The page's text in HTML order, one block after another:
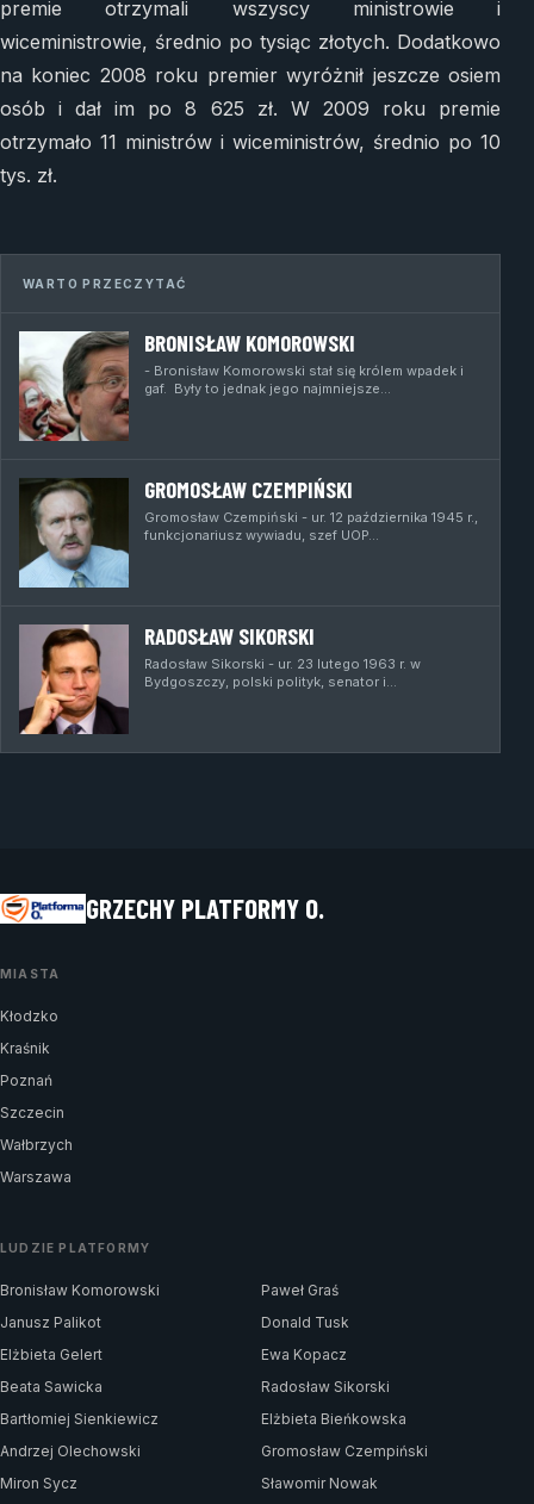
premie otrzymali wszyscy ministrowie i
wiceministrowie, średnio po tysiąc złotych. Dodatkowo
na koniec 2008 roku premier wyróżnił jeszcze osiem
osób i dał im po 8 625 zł. W 2009 roku premie
otrzymało 11 ministrów i wiceministrów, średnio po 10
tys. zł.
WARTO PRZECZYTAĆ
BRONISŁAW KOMOROWSKI
- Bronisław Komorowski stał się królem wpadek i
gaf. Były to jednak jego najmniejsze…
GROMOSŁAW CZEMPIŃSKI
Gromosław Czempiński - ur. 12 października 1945 r.,
funkcjonariusz wywiadu, szef UOP…
RADOSŁAW SIKORSKI
Radosław Sikorski - ur. 23 lutego 1963 r. w
Bydgoszczy, polski polityk, senator i…
GRZECHY PLATFORMY O.
MIASTA
Kłodzko
Kraśnik
Poznań
Szczecin
Wałbrzych
Warszawa
LUDZIE PLATFORMY
Bronisław Komorowski
Paweł Graś
Janusz Palikot
Donald Tusk
Elżbieta Gelert
Ewa Kopacz
Beata Sawicka
Radosław Sikorski
Bartłomiej Sienkiewicz
Elżbieta Bieńkowska
Andrzej Olechowski
Gromosław Czempiński
Miron Sycz
Sławomir Nowak